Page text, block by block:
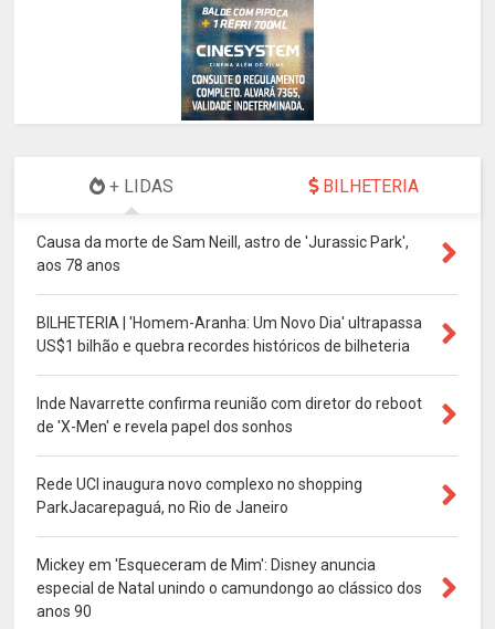
+ LIDAS BILHETERIA
Causa da morte de Sam Neill, astro de 'Jurassic Park',
aos 78 anos
BILHETERIA | 'Homem-Aranha: Um Novo Dia' ultrapassa
US$1 bilhão e quebra recordes históricos de bilheteria
Inde Navarrette confirma reunião com diretor do reboot
de 'X-Men' e revela papel dos sonhos
Rede UCI inaugura novo complexo no shopping
ParkJacarepaguá, no Rio de Janeiro
Mickey em 'Esqueceram de Mim': Disney anuncia
especial de Natal unindo o camundongo ao clássico dos
anos 90